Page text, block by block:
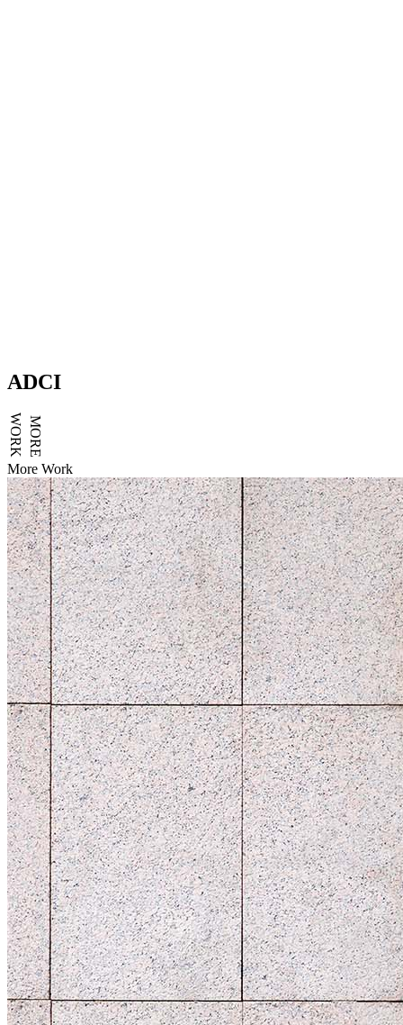
ADCI
WORK MORE
More Work